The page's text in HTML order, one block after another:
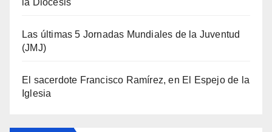
Las últimas 5 Jornadas Mundiales de la Juventud
(JMJ)
El sacerdote Francisco Ramírez, en El Espejo de la
Iglesia